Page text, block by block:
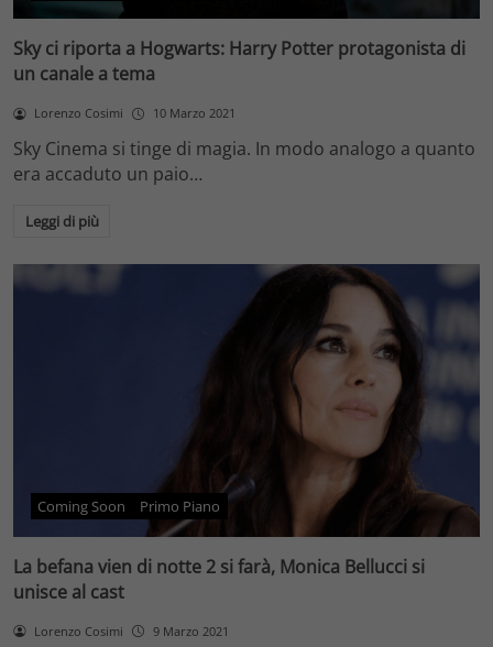
Sky ci riporta a Hogwarts: Harry Potter protagonista di
un canale a tema
Lorenzo Cosimi 10 Marzo 2021
Sky Cinema si tinge di magia. In modo analogo a quanto
era accaduto un paio…
Leggi di più
Coming Soon Primo Piano
La befana vien di notte 2 si farà, Monica Bellucci si
unisce al cast
Lorenzo Cosimi 9 Marzo 2021